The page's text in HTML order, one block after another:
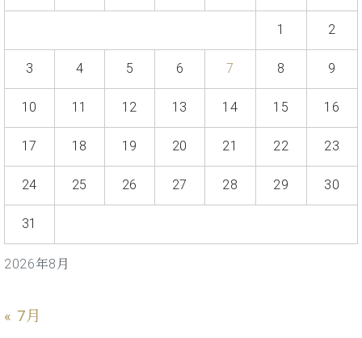
ン
ピ
ノ
ュ
入
績
ホ
ル・
タ
績
ト
代
店
主
イ
ン
ル
ヒ
ュ
セ
東
京
店
2026年8月
1 2
3 4 5 6 7 8 9
10 11 12 13 14 15 16
17 18 19 20 21 22 23
24 25 26 27 28 29 30
31
« 7月